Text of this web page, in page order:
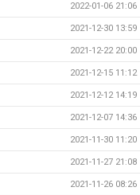
2022-01-06 21:06
2021-12-30 13:59
2021-12-22 20:00
2021-12-15 11:12
2021-12-12 14:19
2021-12-07 14:36
2021-11-30 11:20
2021-11-27 21:08
2021-11-26 08:26